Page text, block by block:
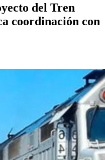
del Tren
coordinación con